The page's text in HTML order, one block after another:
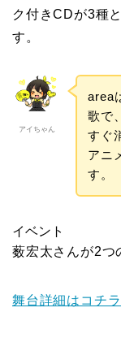
ク付きCDが3種
す。
アイちゃん
area
歌で
すぐ
アニ
す。
イベント
薮宏太さんが2つ
舞台詳細はコチラ